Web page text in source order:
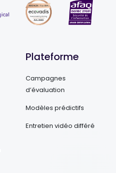
Plateforme
Campagnes
d’évaluation
Modèles prédictifs
Entretien vidéo différé